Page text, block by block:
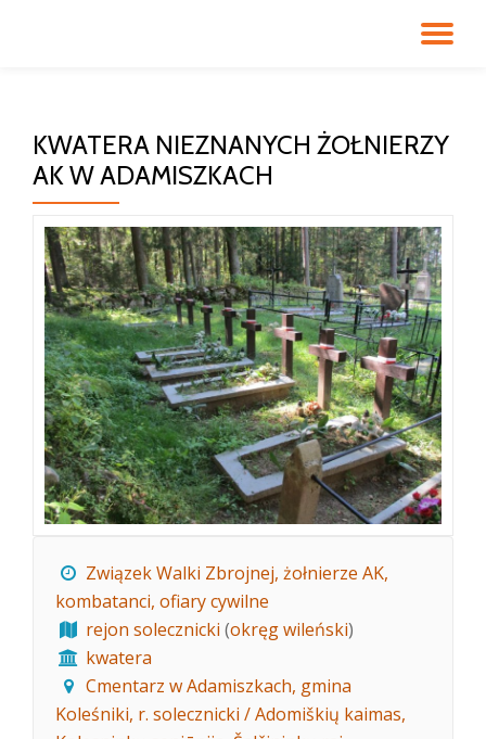
KWATERA NIEZNANYCH ŻOŁNIERZY
AK W ADAMISZKACH
Związek Walki Zbrojnej, żołnierze AK,
kombatanci, ofiary cywilne
rejon solecznicki (okręg wileński)
kwatera
Cmentarz w Adamiszkach, gmina
Koleśniki, r. solecznicki / Adomiškių kaimas,